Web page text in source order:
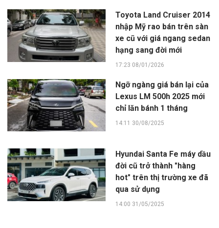
Toyota Land Cruiser 2014
nhập Mỹ rao bán trên sàn
xe cũ với giá ngang sedan
hạng sang đời mới
17:23 08/01/2026
Ngỡ ngàng giá bán lại của
Lexus LM 500h 2025 mới
chỉ lăn bánh 1 tháng
14:11 30/08/2025
Hyundai Santa Fe máy dầu
đời cũ trở thành "hàng
hot" trên thị trường xe đã
qua sử dụng
14:00 31/05/2025